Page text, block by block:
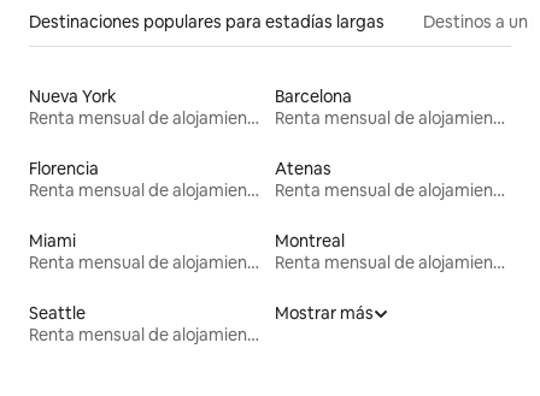
Destinaciones populares para estadías largas Destinos a un
Nueva York
Renta mensual de alojamientos
Barcelona
Renta mensual de alojamientos
Florencia
Renta mensual de alojamientos
Atenas
Renta mensual de alojamientos
Miami
Renta mensual de alojamientos
Montreal
Renta mensual de alojamientos
Seattle
Renta mensual de alojamientos
Mostrar más